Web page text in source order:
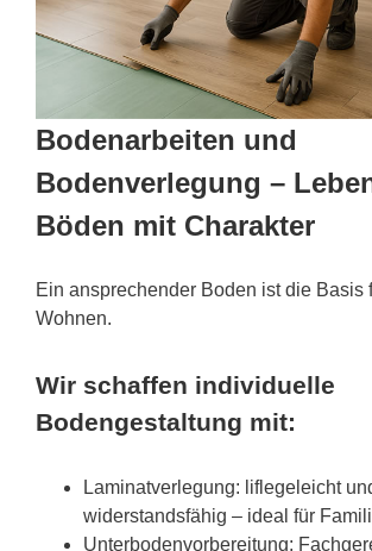
Bodenarbeiten und
Bodenverlegung –
Böden mit Charakter
Ein ansprechender Boden ist die Basis
Wohnen.
Wir schaffen individuelle
Bodengestaltung mit:
Laminatverlegung: liflegeleicht
widerstandsfähig – ideal für
Unterbodenvorbereitung: